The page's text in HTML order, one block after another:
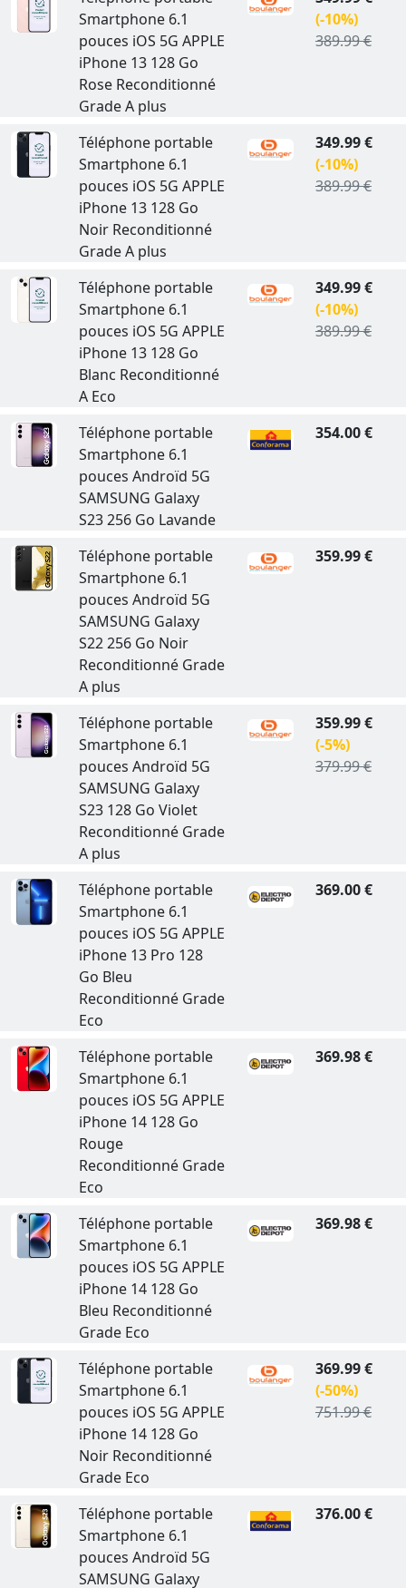
Smartphone 6.1
pouces iOS 5G APPLE
iPhone 13 128 Go
Rose Reconditionné
Grade A plus
(-10%)
389.99 €
Téléphone portable
Smartphone 6.1
pouces iOS 5G APPLE
iPhone 13 128 Go
Noir Reconditionné
Grade A plus
349.99 €
(-10%)
389.99 €
Téléphone portable
Smartphone 6.1
pouces iOS 5G APPLE
iPhone 13 128 Go
Blanc Reconditionné
A Eco
349.99 €
(-10%)
389.99 €
Téléphone portable
Smartphone 6.1
pouces Androïd 5G
SAMSUNG Galaxy
S23 256 Go Lavande
354.00 €
Téléphone portable
Smartphone 6.1
pouces Androïd 5G
SAMSUNG Galaxy
S22 256 Go Noir
Reconditionné Grade
A plus
359.99 €
Téléphone portable
Smartphone 6.1
pouces Androïd 5G
SAMSUNG Galaxy
S23 128 Go Violet
Reconditionné Grade
A plus
359.99 €
(-5%)
379.99 €
Téléphone portable
Smartphone 6.1
pouces iOS 5G APPLE
iPhone 13 Pro 128
Go Bleu
Reconditionné Grade
Eco
369.00 €
Téléphone portable
Smartphone 6.1
pouces iOS 5G APPLE
iPhone 14 128 Go
Rouge
Reconditionné Grade
Eco
369.98 €
Téléphone portable
Smartphone 6.1
pouces iOS 5G APPLE
iPhone 14 128 Go
Bleu Reconditionné
Grade Eco
369.98 €
Téléphone portable
Smartphone 6.1
pouces iOS 5G APPLE
iPhone 14 128 Go
Noir Reconditionné
Grade Eco
369.99 €
(-50%)
751.99 €
Téléphone portable
Smartphone 6.1
pouces Androïd 5G
SAMSUNG Galaxy
376.00 €